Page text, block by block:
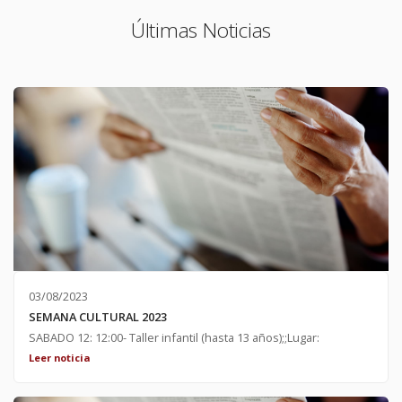
Últimas Noticias
03/08/2023
SEMANA CULTURAL 2023
SABADO 12: 12:00- Taller infantil (hasta 13 años);;Lugar:
Asociación Cultural 20:00- Carrera popular infantil y adultos.
Leer noticia